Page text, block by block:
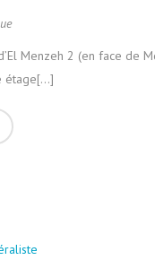
Menzeh 2 (en face de
étage[…]